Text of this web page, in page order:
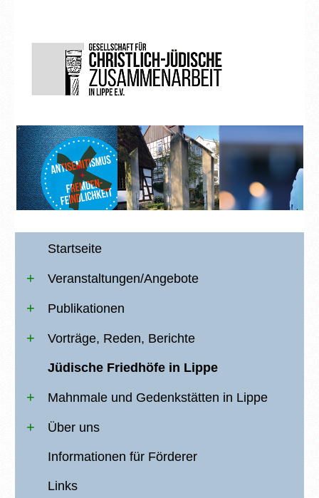
Startseite
Veranstaltungen/Angebote
Publikationen
Vorträge, Reden, Berichte
Jüdische Friedhöfe in Lippe
Mahnmale und Gedenkstätten in Lippe
Über uns
Informationen für Förderer
Links